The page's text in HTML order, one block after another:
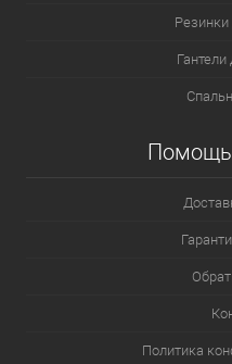
Резинки
Помощь
Политика